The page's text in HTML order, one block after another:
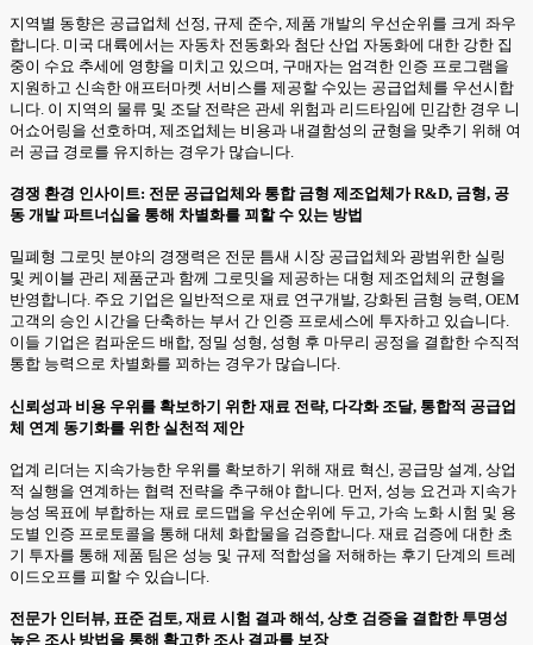
지역별 동향은 공급업체 선정, 규제 준수, 제품 개발의 우선순위를 크게 좌우
합니다. 미국 대륙에서는 자동차 전동화와 첨단 산업 자동화에 대한 강한 집
중이 수요 추세에 영향을 미치고 있으며, 구매자는 엄격한 인증 프로그램을
지원하고 신속한 애프터마켓 서비스를 제공할 수있는 공급업체를 우선시합
니다. 이 지역의 물류 및 조달 전략은 관세 위험과 리드타임에 민감한 경우 니
어쇼어링을 선호하며, 제조업체는 비용과 내결함성의 균형을 맞추기 위해 여
러 공급 경로를 유지하는 경우가 많습니다.
경쟁 환경 인사이트: 전문 공급업체와 통합 금형 제조업체가 R&D, 금형, 공
동 개발 파트너십을 통해 차별화를 꾀할 수 있는 방법
밀폐형 그로밋 분야의 경쟁력은 전문 틈새 시장 공급업체와 광범위한 실링
및 케이블 관리 제품군과 함께 그로밋을 제공하는 대형 제조업체의 균형을
반영합니다. 주요 기업은 일반적으로 재료 연구개발, 강화된 금형 능력, OEM
고객의 승인 시간을 단축하는 부서 간 인증 프로세스에 투자하고 있습니다.
이들 기업은 컴파운드 배합, 정밀 성형, 성형 후 마무리 공정을 결합한 수직적
통합 능력으로 차별화를 꾀하는 경우가 많습니다.
신뢰성과 비용 우위를 확보하기 위한 재료 전략, 다각화 조달, 통합적 공급업
체 연계 동기화를 위한 실천적 제안
업계 리더는 지속가능한 우위를 확보하기 위해 재료 혁신, 공급망 설계, 상업
적 실행을 연계하는 협력 전략을 추구해야 합니다. 먼저, 성능 요건과 지속가
능성 목표에 부합하는 재료 로드맵을 우선순위에 두고, 가속 노화 시험 및 용
도별 인증 프로토콜을 통해 대체 화합물을 검증합니다. 재료 검증에 대한 초
기 투자를 통해 제품 팀은 성능 및 규제 적합성을 저해하는 후기 단계의 트레
이드오프를 피할 수 있습니다.
전문가 인터뷰, 표준 검토, 재료 시험 결과 해석, 상호 검증을 결합한 투명성
높은 조사 방법을 통해 확고한 조사 결과를 보장